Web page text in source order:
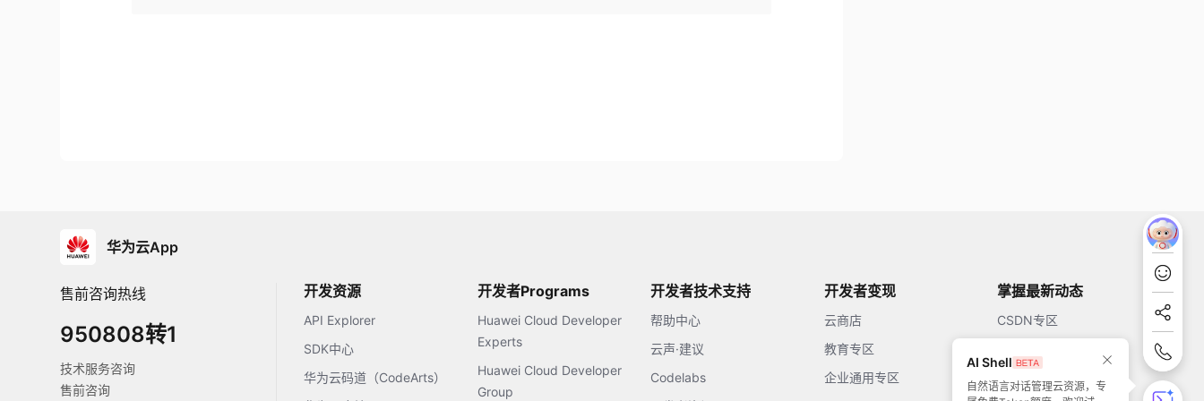
AI Shell
自然语言对话管理云资源，专
华为云App
售前咨询热线
950808转1
技术服务咨询
售前咨询
开发资源
API Explorer
SDK中心
华为云码道（CodeArts）
开发者Programs
Huawei Cloud Developer
Experts
Huawei Cloud Developer
Group
开发者技术支持
帮助中心
云声·建议
Codelabs
开发者变现
云商店
教育专区
企业通用专区
掌握最新动态
CSDN专区
开源中国